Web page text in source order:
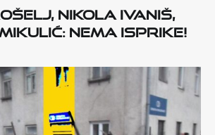
Nikola Ivaniš,
Nema isprike!